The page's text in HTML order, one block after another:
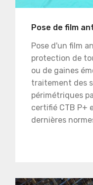
Pose de film
Pose d'un film
protection de
ou de gaines
traitement des
périmétriques
certifié CTB P+
dernières